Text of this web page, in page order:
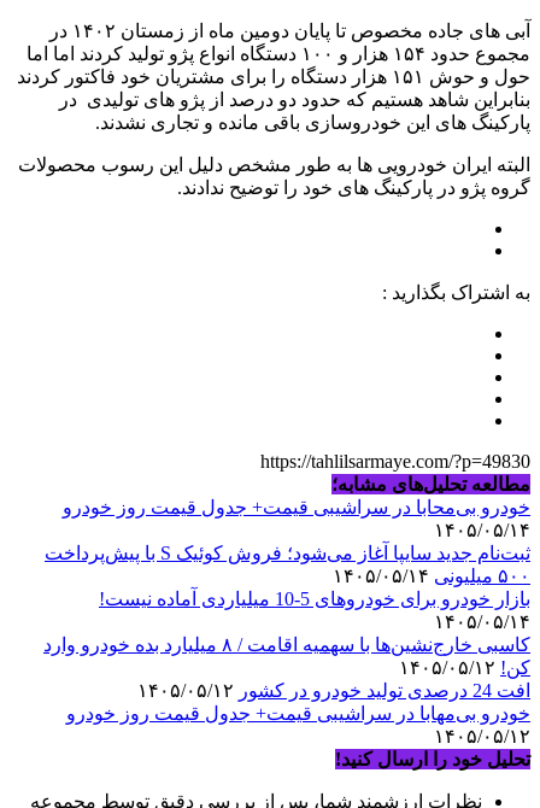
آبی های جاده مخصوص تا پایان دومین ماه از زمستان ۱۴۰۲ در
مجموع حدود ۱۵۴ هزار و ۱۰۰ دستگاه انواع پژو تولید کردند اما اما
حول و حوش ۱۵۱ هزار دستگاه را برای مشتریان خود فاکتور کردند
بنابراین شاهد هستیم که حدود دو درصد از پژو های تولیدی در
پارکینگ های این خودروسازی باقی مانده و تجاری نشدند.
البته ایران خودرویی ها به طور مشخص دلیل این رسوب محصولات
گروه پژو در پارکینگ های خود را توضیح ندادند.
به اشتراک بگذارید :
https://tahlilsarmaye.com/?p=49830
مطالعه تحلیل‌های مشابه؛
خودرو بی‌محابا در سراشیبی قیمت+ جدول قیمت روز خودرو
۱۴۰۵/۰۵/۱۴
ثبت‌نام جدید سایپا آغاز می‌شود؛ فروش کوئیک S با پیش‌پرداخت
۵۰۰ میلیونی
بازار خودرو برای خودروهای 5-10 میلیاردی آماده نیست!
۱۴۰۵/۰۵/۱۴
کاسبی خارج‌نشین‌ها با سهمیه اقامت / ۸ میلیارد بده خودرو وارد
کن!
افت 24 درصدی تولید خودرو در کشور
خودرو بی‌مهابا در سراشیبی قیمت+ جدول قیمت روز خودرو
۱۴۰۵/۰۵/۱۲
تحلیل خود را ارسال کنید!
نظرات ارزشمند شما، پس از بررسی دقیق توسط مجموعه